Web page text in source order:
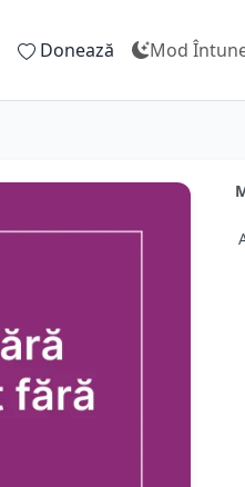
Donează Mod